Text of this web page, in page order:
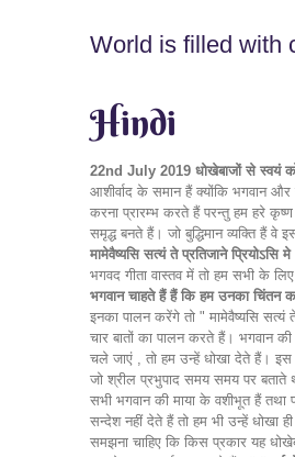
World is filled with
Hindi
22nd July 2019 धोखेबाजों से स्वयं
आशीर्वाद के समान हैं क्योंकि भगवान
करना प्रारम्भ करते हैं परन्तु हम हरे
समृद्ध बनते हैं। जो बुद्धिमान व्यक्ति हैं
मामेवैष्यसि सत्यं ते प्रतिजाने
भगवद गीता वास्तव में तो हम सभी के
भगवान चाहते हैं हैं कि हम उनका चिंतन
इनका पालन करेंगे तो " मामेवैष्यसि सत्यं
चार बातों का पालन करते हैं। भगवान
चले जाएं , तो हम उन्हें धोखा देते हैं। इस
जो श्रील प्रभुपाद समय समय पर बताते
सभी भगवान की माया के वशीभूत हैं तथा
सन्देश नहीं देते हैं तो हम भी उन्हें धोखा
समझना चाहिए कि किस प्रकार यह